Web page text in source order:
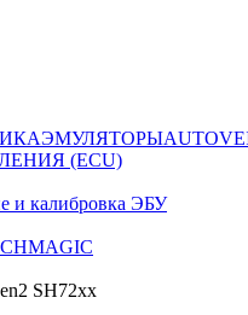
ЭМУЛЯТОРЫ
(ECU)
и калибровка ЭБУ
MAGIC
SH72xx